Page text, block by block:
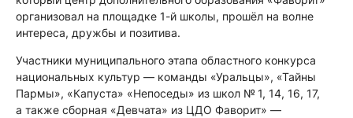
организовал на площадке 1-й школы, прошёл на волне
интереса, дружбы и позитива.
Участники муниципального этапа областного конкурса
национальных культур — команды «Уральцы», «Тайны
Пармы», «Капуста» «Непоседы» из школ № 1, 14, 16, 17,
а также сборная «Девчата» из ЦДО Фаворит» —